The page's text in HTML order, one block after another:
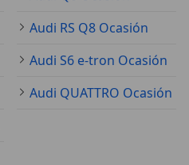
Audi RS Q8 Ocasión
Audi S6 e-tron Ocasión
Audi QUATTRO Ocasión